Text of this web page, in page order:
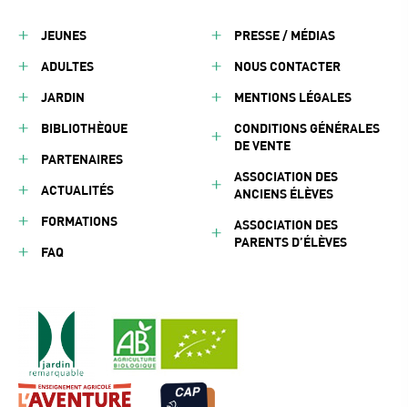
JEUNES
ADULTES
JARDIN
BIBLIOTHÈQUE
PARTENAIRES
ACTUALITÉS
FORMATIONS
FAQ
PRESSE / MÉDIAS
NOUS CONTACTER
MENTIONS LÉGALES
CONDITIONS GÉNÉRALES
DE VENTE
ASSOCIATION DES
ANCIENS ÉLÈVES
ASSOCIATION DES
PARENTS D’ÉLÈVES